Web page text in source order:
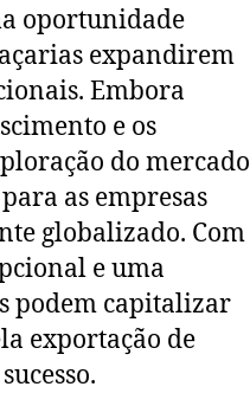
oportunidade
expandirem
Embora
e os
do mercado
as empresas
globalizado. Com
e uma
podem capitalizar
exportação de